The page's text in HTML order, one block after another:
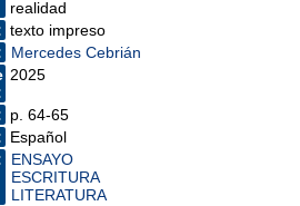
realidad
texto impreso
Mercedes Cebrián
2025
p. 64-65
Español
ENSAYO
ESCRITURA
LITERATURA